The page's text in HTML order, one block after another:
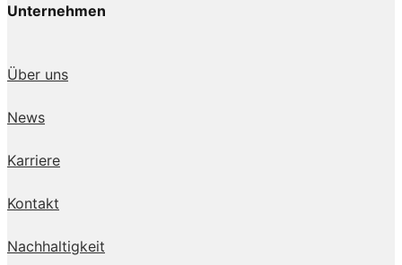
Unternehmen
Über uns
News
Karriere
Kontakt
Nachhaltigkeit